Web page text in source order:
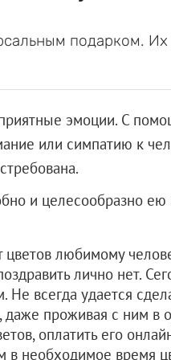
подарком.
эмоции. С
или симпатию к
и целесообразно ею
цветов любимому
лично нет.
всегда удается
даже проживая с ним в
оплатить его
необходимое время